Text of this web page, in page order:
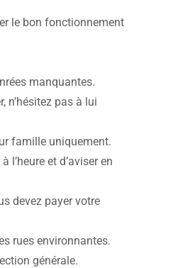
le bon fonctionnement
manquantes.
n’hésitez pas à lui
famille uniquement.
l’heure et d’aviser en
devez payer votre
rues environnantes.
générale.